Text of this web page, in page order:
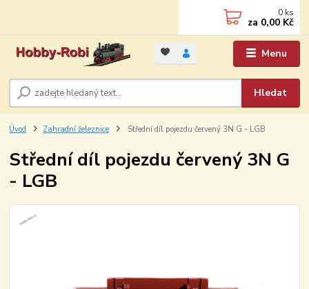
Menu
Hledat
0 ks
za 0,00 Kč
Úvod Zahradní železnice Střední díl pojezdu červený 3N G - LGB
Střední díl pojezdu červený 3N G
- LGB